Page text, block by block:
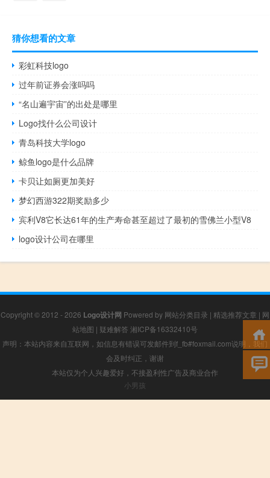
猜你想看的文章
彩虹科技logo
过年前证券会涨吗吗
“名山遍宇宙”的出处是哪里
Logo找什么公司设计
青岛科技大学logo
鲸鱼logo是什么品牌
卡贝让如厕更加美好
梦幻西游322期奖励多少
宾利V8它长达61年的生产寿命甚至超过了最初的雪佛兰小型V8
logo设计公司在哪里
Copyright © 2012 - 2026 Logo设计网 Powered by 网站分类目录 | 精选推荐文章 | 网
站地图 | 疑难解答 湘ICP备16332410号
声明：本站内容来自互联网，如信息有错误可发邮件到f_fb#foxmail.com说明，我们
会及时纠正，谢谢
本站仅为个人兴趣爱好，不接盈利性广告及商业合作
小男孩